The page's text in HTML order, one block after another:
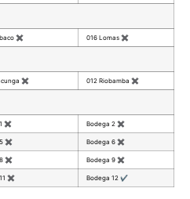
✖ 016 Lomas ✖
✖ 012 Riobamba ✖
✖ Bodega 2 ✖
✖ Bodega 6 ✖
✖ Bodega 9 ✖
✖ Bodega 12 ✔